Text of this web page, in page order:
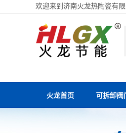
欢迎来到济南火龙热陶瓷有
火龙首页 可拆卸阀